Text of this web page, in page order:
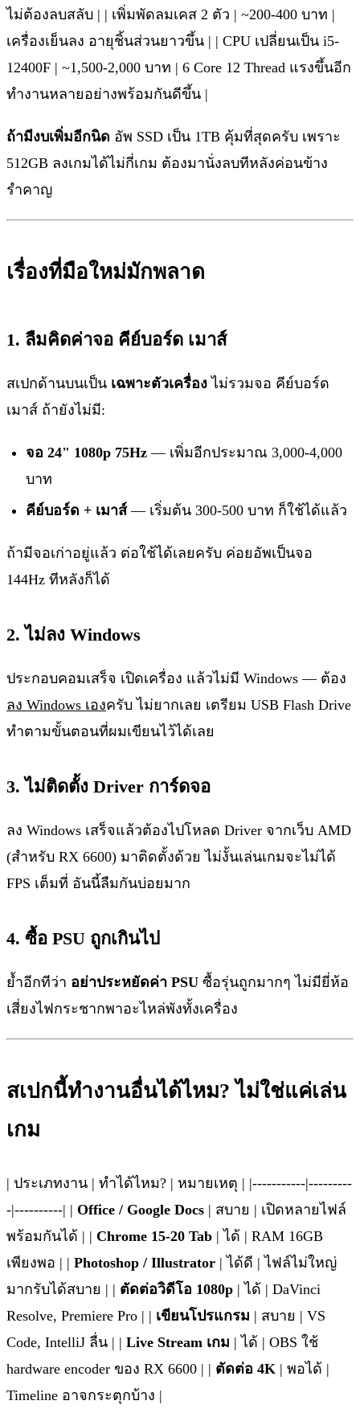
ไม่ต้องลบสลับ | | เพิ่มพัดลมเคส 2 ตัว | ~200-400 บาท |
เครื่องเย็นลง อายุชิ้นส่วนยาวขึ้น | | CPU เปลี่ยนเป็น i5-
12400F | ~1,500-2,000 บาท | 6 Core 12 Thread แรงขึ้นอีก
ทำงานหลายอย่างพร้อมกันดีขึ้น |
ถ้ามีงบเพิ่มอีกนิด อัพ SSD เป็น 1TB คุ้มที่สุดครับ เพราะ
512GB ลงเกมได้ไม่กี่เกม ต้องมานั่งลบทีหลังค่อนข้าง
รำคาญ
เรื่องที่มือใหม่มักพลาด
1. ลืมคิดค่าจอ คีย์บอร์ด เมาส์
สเปกด้านบนเป็น เฉพาะตัวเครื่อง ไม่รวมจอ คีย์บอร์ด
เมาส์ ถ้ายังไม่มี:
จอ 24" 1080p 75Hz — เพิ่มอีกประมาณ 3,000-4,000
บาท
คีย์บอร์ด + เมาส์— เริ่มต้น 300-500 บาท ก็ใช้ได้แล้ว
ถ้ามีจอเก่าอยู่แล้ว ต่อใช้ได้เลยครับ ค่อยอัพเป็นจอ
144Hz ทีหลังก็ได้
2. ไม่ลง Windows
ประกอบคอมเสร็จ เปิดเครื่อง แล้วไม่มี Windows — ต้อง
ลง Windows เองครับ ไม่ยากเลย เตรียม USB Flash Drive
ทำตามขั้นตอนที่ผมเขียนไว้ได้เลย
3. ไม่ติดตั้ง Driver การ์ดจอ
ลง Windows เสร็จแล้วต้องไปโหลด Driver จากเว็บ AMD
(สำหรับ RX 6600) มาติดตั้งด้วย ไม่งั้นเล่นเกมจะไม่ได้
FPS เต็มที่ อันนี้ลืมกันบ่อยมาก
4. ซื้อ PSU ถูกเกินไป
ย้ำอีกทีว่า อย่าประหยัดค่า PSU ซื้อรุ่นถูกมากๆ ไม่มียี่ห้อ
เสี่ยงไฟกระชากพาอะไหล่พังทั้งเครื่อง
สเปกนี้ทำงานอื่นได้ไหม? ไม่ใช่แค่เล่น
เกม
| ประเภทงาน | ทำได้ไหม? | หมายเหตุ | |-----------|---------
-|----------| | Office / Google Docs | สบาย | เปิดหลายไฟล์
พร้อมกันได้ | | Chrome 15-20 Tab | ได้ | RAM 16GB
เพียงพอ | | Photoshop / Illustrator | ได้ดี | ไฟล์ไม่ใหญ่
มากรับได้สบาย | | ตัดต่อวิดีโอ 1080p | ได้ | DaVinci
Resolve, Premiere Pro | | เขียนโปรแกรม | สบาย | VS
Code, IntelliJ ลื่น | | Live Stream เกม | ได้ | OBS ใช้
hardware encoder ของ RX 6600 | | ตัดต่อ 4K | พอได้ |
Timeline อาจกระตุกบ้าง |